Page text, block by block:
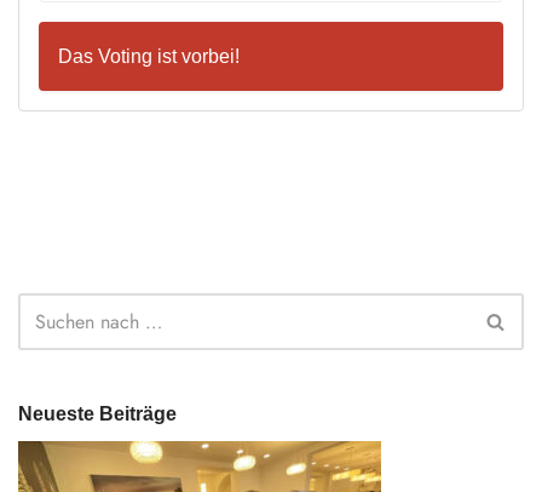
Das Voting ist vorbei!
Neueste Beiträge